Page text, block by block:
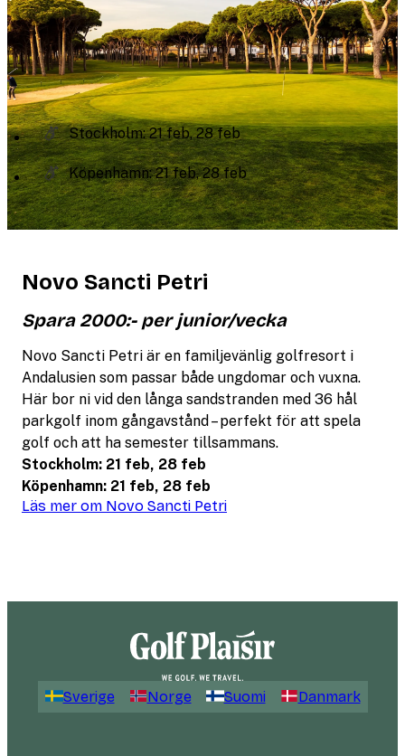
Stockholm: 21 feb, 28 feb
Köpenhamn: 21 feb, 28 feb
Novo Sancti Petri
Spara 2000:-per junior/vecka
Novo Sancti Petri är en familjevänlig golfresort i
Andalusien som passar både ungdomar och vuxna.
Här bor ni vid den långa sandstranden med 36 hål
parkgolf inom gångavstånd – perfekt för att spela
golf och att ha semester tillsammans.
Stockholm: 21 feb, 28 feb
Köpenhamn: 21 feb, 28 feb
Läs mer om Novo Sancti Petri
Sverige Norge Suomi Danmark